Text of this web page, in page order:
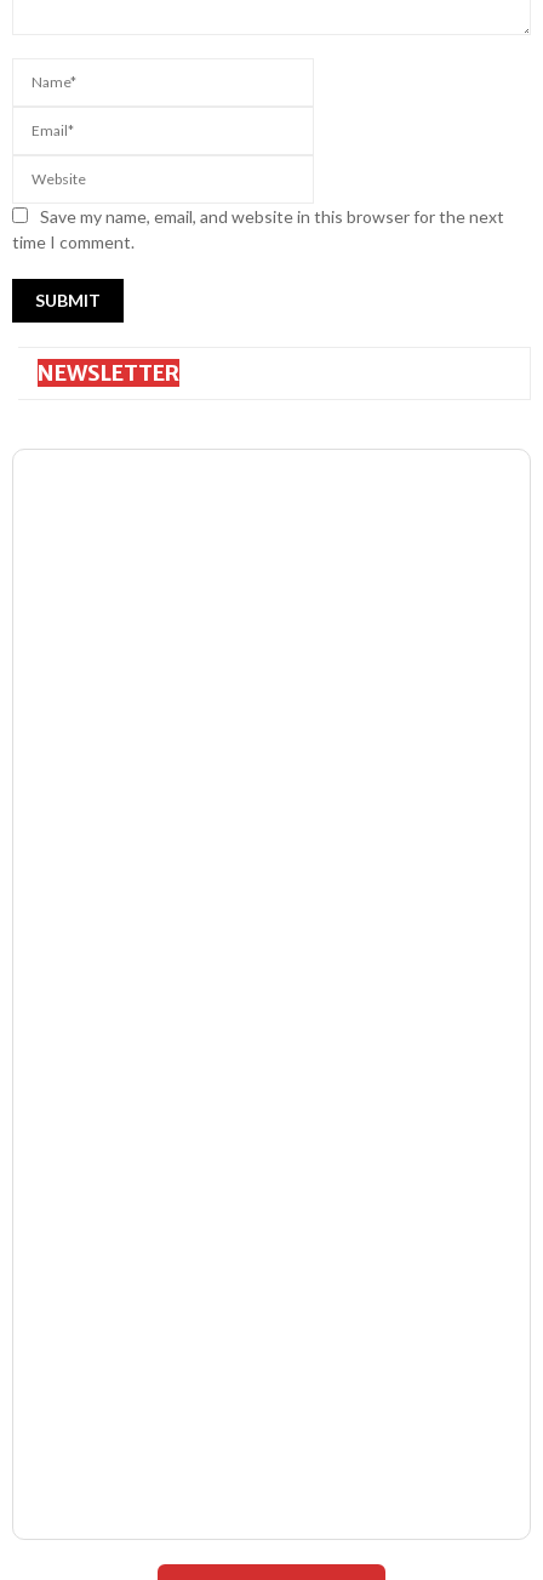
Save my name, email, and website in this browser for the next
time I comment.
NEWSLETTER